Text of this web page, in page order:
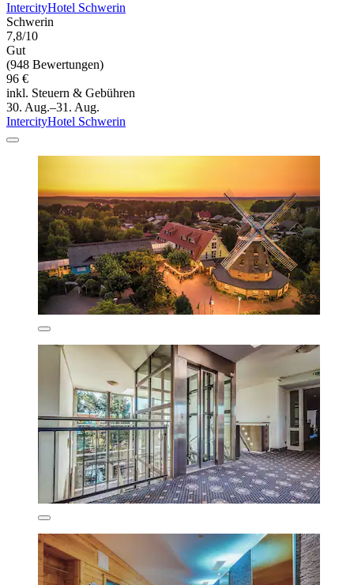
IntercityHotel Schwerin
Schwerin
7,8/10
Gut
(948 Bewertungen)
96 €
inkl. Steuern & Gebühren
30. Aug.–31. Aug.
IntercityHotel Schwerin